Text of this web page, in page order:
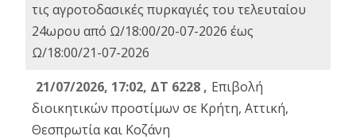
τις αγροτοδασικές πυρκαγιές του τελευταίου
24ωρου από Ω/18:00/20-07-2026 έως
Ω/18:00/21-07-2026
21/07/2026, 17:02, ΔΤ 6228 , Επιβολή
διοικητικών προστίμων σε Κρήτη, Αττική,
Θεσπρωτία και Κοζάνη